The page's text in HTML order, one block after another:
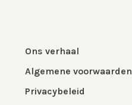
Ons verhaal
Algemene voorwaarden
Privacybeleid